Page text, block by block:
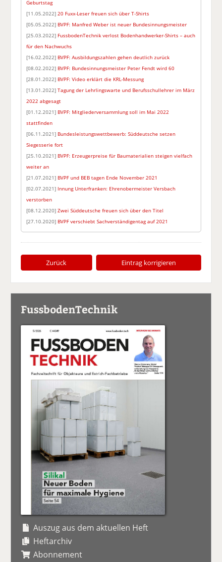
Geburtstag
[11.05.2022]20 Fuxx-Leser freuen sich über T-Shirts
[05.05.2022] BVPF: Manfred Weber ist neuer Bundesinnungsmeister
[25.03.2022] FussbodenTechnik verlost Bodenhandwerker-Shirts – auch
für den Nachwuchs
[16.02.2022] BVPF: Ausbildungszahlen gehen deutlich zurück
[08.02.2022] BVPF: Bundesinnungsmeister Peter Fendt wird 60
[28.01.2022] BVPF: Video erklärt die KRL-Messung
[13.01.2022]Tagung der Lehrlingswarte und Berufsschullehrer im März
2022 abgesagt
[01.12.2021] BVPF: Mitgliederversammlung soll im Mai 2022
stattfinden
[06.11.2021] Bundesleistungswettbewerb: Süddeutsche setzen
Siegesserie fort
[25.10.2021] BVPF: Erzeugerpreise für Baumaterialien steigen vielfach
weiter an
[21.07.2021] BVPF und BEB tagen Ende November 2021
[02.07.2021] Innung Unterfranken: Ehrenobermeister Versbach
verstorben
[08.12.2020]Zwei Süddeutsche freuen sich über den Titel
[27.10.2020] BVPF verschiebt Sachverständigentag auf 2021
Zurück Eintrag korrigieren
FussbodenTechnik
Auszug aus dem aktuellen Heft
Heftarchiv
Abonnement